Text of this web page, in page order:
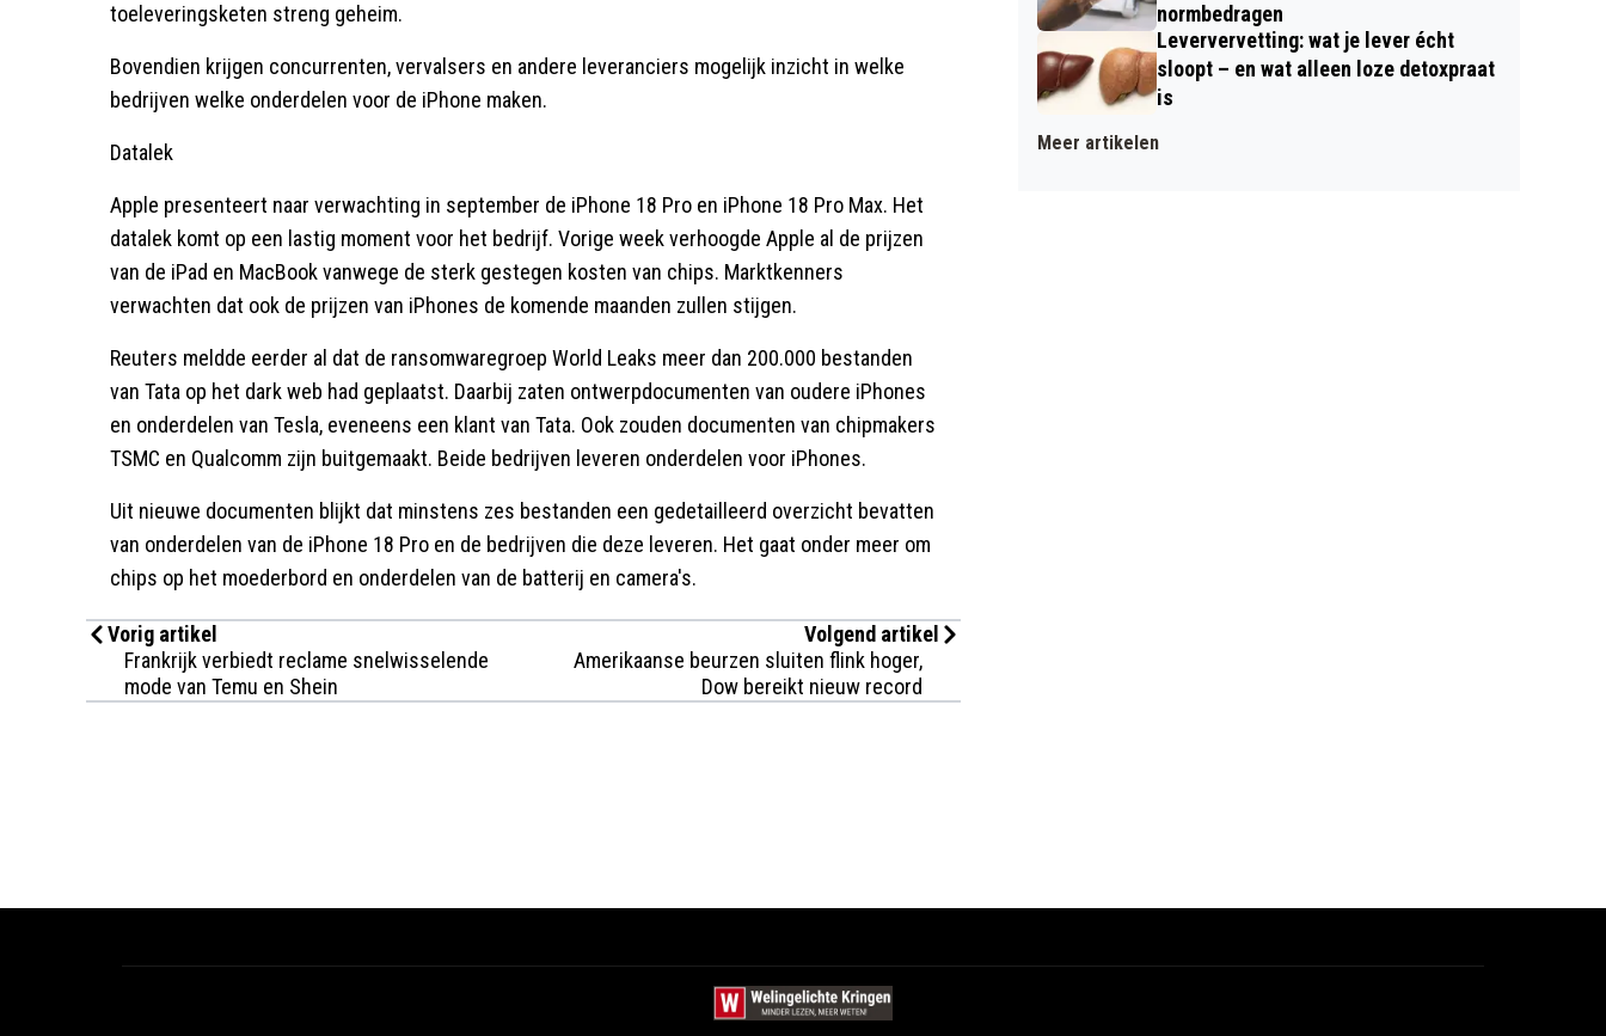
toeleveringsketen streng geheim.
Bovendien krijgen concurrenten, vervalsers en andere leveranciers mogelijk inzicht in welke
bedrijven welke onderdelen voor de iPhone maken.
Datalek
Apple presenteert naar verwachting in september de iPhone 18 Pro en iPhone 18 Pro Max. Het
datalek komt op een lastig moment voor het bedrijf. Vorige week verhoogde Apple al de prijzen
van de iPad en MacBook vanwege de sterk gestegen kosten van chips. Marktkenners
verwachten dat ook de prijzen van iPhones de komende maanden zullen stijgen.
Reuters meldde eerder al dat de ransomwaregroep World Leaks meer dan 200.000 bestanden
van Tata op het dark web had geplaatst. Daarbij zaten ontwerpdocumenten van oudere iPhones
en onderdelen van Tesla, eveneens een klant van Tata. Ook zouden documenten van chipmakers
TSMC en Qualcomm zijn buitgemaakt. Beide bedrijven leveren onderdelen voor iPhones.
Uit nieuwe documenten blijkt dat minstens zes bestanden een gedetailleerd overzicht bevatten
van onderdelen van de iPhone 18 Pro en de bedrijven die deze leveren. Het gaat onder meer om
chips op het moederbord en onderdelen van de batterij en camera's.
Vorig artikel
Frankrijk verbiedt reclame snelwisselende
mode van Temu en Shein
Volgend artikel
Amerikaanse beurzen sluiten flink hoger,
Dow bereikt nieuw record
normbedragen
Leververvetting: wat je lever écht
sloopt – en wat alleen loze detoxpraat
is
Meer artikelen